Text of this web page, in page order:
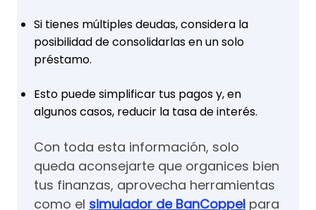
Si tienes múltiples deudas, considera la
posibilidad de consolidarlas en un solo
préstamo.
Esto puede simplificar tus pagos y, en
algunos casos, reducir la tasa de interés.
Con toda esta información, solo
queda aconsejarte que organices bien
tus finanzas, aprovecha herramientas
como el simulador de BanCoppel para